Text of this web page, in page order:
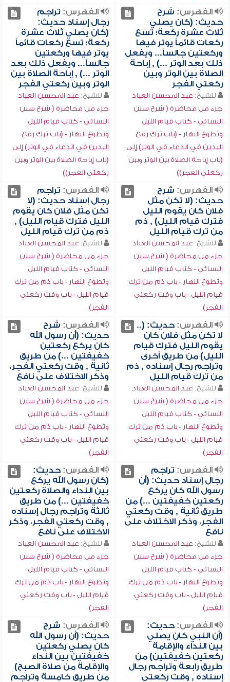
الفهرس: شرح
حديث: (كان يصلي
ثلاث عشرة ركعة؛ تسع
ركعات قائماً يوتر فيها
وركعتين جالساً... ويفعل
ذلك بعد الوتر ...) , إباحة
الصلاة بين الوتر وبين
ركعتي الفجر
للشيخ: عبد المحسن العباد
جزء من محاضرة ( شرح سنن
النسائي - كتاب قيام الليل
وتطوع النهار - (باب ترك رفع
اليدين في الدعاء في الوتر) إلى
(باب إباحة الصلاة بين الوتر وبين
ركعتي الفجر))
الفهرس: تراجم
رجال إسناد حديث:
(كان يصلي ثلاث عشرة
ركعة؛ تسع ركعات قائماً
يوتر فيها وركعتين
جالساً... ويفعل ذلك بعد
الوتر ...) , إباحة الصلاة بين
الوتر وبين ركعتي الفجر
للشيخ: عبد المحسن العباد
جزء من محاضرة ( شرح سنن
النسائي - كتاب قيام الليل
وتطوع النهار - (باب ترك رفع
اليدين في الدعاء في الوتر) إلى
(باب إباحة الصلاة بين الوتر وبين
ركعتي الفجر))
الفهرس: شرح
حديث: (لا تكن مثل
فلان كان يقوم الليل
فترك قيام الليل) , ذم
من ترك قيام الليل
للشيخ: عبد المحسن العباد
جزء من محاضرة ( شرح سنن
النسائي - كتاب قيام الليل
وتطوع النهار - باب ذم من ترك
قيام الليل - باب وقت ركعتي
الفجر)
الفهرس: تراجم
رجال إسناد حديث: (لا
تكن مثل فلان كان يقوم
الليل فترك قيام الليل) ,
ذم من ترك قيام الليل
للشيخ: عبد المحسن العباد
جزء من محاضرة ( شرح سنن
النسائي - كتاب قيام الليل
وتطوع النهار - باب ذم من ترك
قيام الليل - باب وقت ركعتي
الفجر)
الفهرس:حديث: (..
لا تكن مثل فلان كان
يقوم الليل فترك قيام
الليل) من طريق أخرى
وتراجم رجال إسناده , ذم
من ترك قيام الليل
للشيخ: عبد المحسن العباد
جزء من محاضرة ( شرح سنن
النسائي - كتاب قيام الليل
وتطوع النهار - باب ذم من ترك
قيام الليل - باب وقت ركعتي
الفجر)
الفهرس: شرح
حديث: (أن رسول الله
كان يركع ركعتين
خفيفتين ...) من طريق
ثانية , وقت ركعتي الفجر،
وذكر الاختلاف على نافع
للشيخ: عبد المحسن العباد
جزء من محاضرة ( شرح سنن
النسائي - كتاب قيام الليل
وتطوع النهار - باب ذم من ترك
قيام الليل - باب وقت ركعتي
الفجر)
الفهرس: تراجم
رجال إسناد حديث: (أن
رسول الله كان يركع
ركعتين خفيفتين ...) من
طريق ثانية , وقت ركعتي
الفجر، وذكر الاختلاف على
نافع
للشيخ: عبد المحسن العباد
جزء من محاضرة ( شرح سنن
النسائي - كتاب قيام الليل
وتطوع النهار - باب ذم من ترك
قيام الليل - باب وقت ركعتي
الفجر)
الفهرس:حديث:
(كان رسول الله يركع
بين النداء والصلاة ركعتين
خفيفتين ...) من طريق
ثالثة وتراجم رجال إسناده
, وقت ركعتي الفجر، وذكر
الاختلاف على نافع
للشيخ: عبد المحسن العباد
جزء من محاضرة ( شرح سنن
النسائي - كتاب قيام الليل
وتطوع النهار - باب ذم من ترك
قيام الليل - باب وقت ركعتي
الفجر)
الفهرس:حديث:
(أن النبي كان يصلي
بين النداء والإقامة
ركعتين خفيفتين) من
طريق رابعة وتراجم رجال
إسناده , وقت ركعتي
الفهرس: شرح
حديث: (أن رسول الله
كان يصلي ركعتين
خفيفتين بين النداء
والإقامة من صلاة الصبح)
من طريق خامسة وتراجم